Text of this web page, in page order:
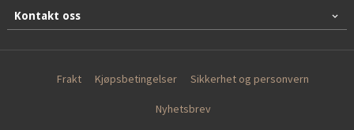
Kontakt oss
Frakt Kjøpsbetingelser Sikkerhet og personvern
Nyhetsbrev